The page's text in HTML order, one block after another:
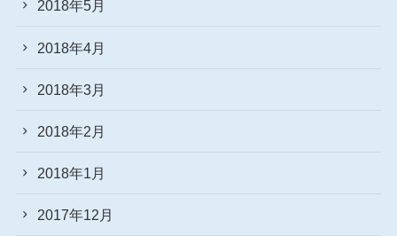
2018年5月
2018年4月
2018年3月
2018年2月
2018年1月
2017年12月